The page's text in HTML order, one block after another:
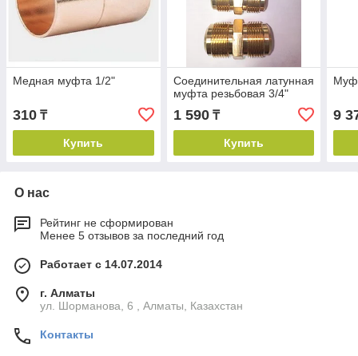
Медная муфта 1/2"
310 ₸
Купить
Соединительная латунная
муфта резьбовая 3/4"
1 590₸
Купить
9
О нас
Рейтинг не сформирован
Менее 5 отзывов за последний год
Работает с 14.07.2014
г. Алматы
ул. Шорманова, 6 , Алматы, Казахстан
Контакты